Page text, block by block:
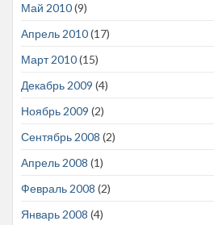
Май 2010(9)
Апрель 2010(17)
Март 2010(15)
Декабрь 2009 (4)
Ноябрь 2009 (2)
Сентябрь 2008 (2)
Апрель 2008 (1)
Февраль 2008 (2)
Январь 2008 (4)